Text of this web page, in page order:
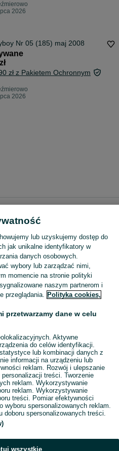
2026
Nr 05 (185) maj 2008
zł z Pakietem Ochronnym
2026
Zobacz
lub uzyskujemy dostęp do
jak unikalne identyfikatory w
danych osobowych.
wybory lub zarządzać nimi,
momencie na stronie polityki
naszym partnerom i
przeglądania. Polityka cookies,
przetwarzamy dane w celu
Aktywne
do celów identyfikacji.
lub kombinacji danych z
informacji na urządzeniu lub
reklam. Rozwój i ulepszanie
treści. Tworzenie
reklam. Wykorzystywanie
reklam. Wykorzystywanie
treści. Pomiar efektywności
wyboru spersonalizowanych reklam.
doboru spersonalizowanych treści.
wszystkie